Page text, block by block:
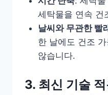
세탁물을 연속 건
날씨와 무관한 빨
한 날에도 건조
않습니다.
3. 최신 기술